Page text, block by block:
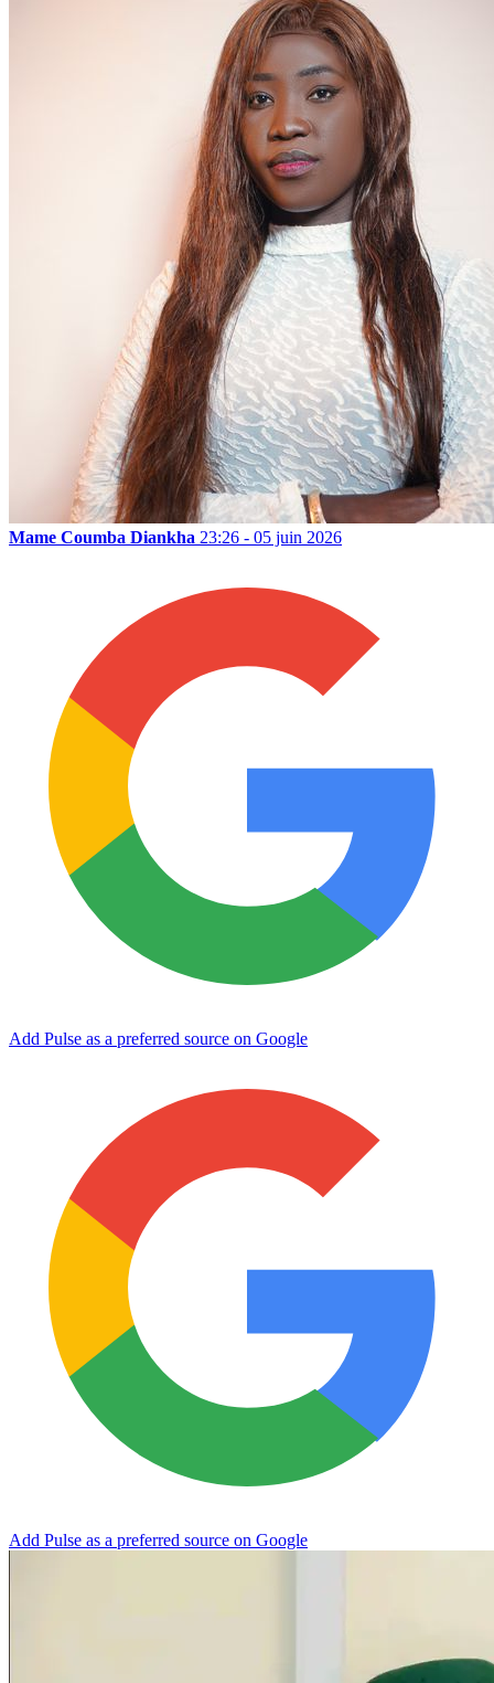
Mame Coumba Diankha 23:26 - 05 juin 2026
Add Pulse as a preferred source on Google
Add Pulse as a preferred source on Google